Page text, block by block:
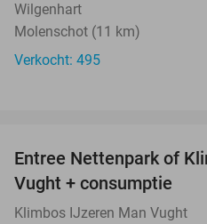
Wilgenhart
Molenschot (11 km)
Verkocht: 495
Entree Nettenpark of
Vught + consumptie
Klimbos IJzeren Man Vught